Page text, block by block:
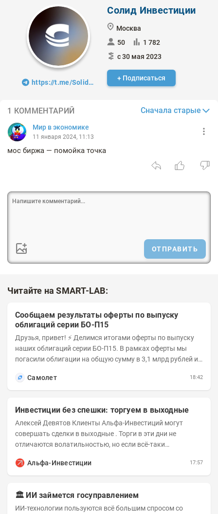
https://t.me/SolidPro
Солид Инвестиции
Москва
50
1 782
с 30 мая 2023
+ Подписаться
1 КОММЕНТАРИЙ Сначала старые
Мир в экономике
11 января 2024, 11:13
мос биржа — помойка точка
ОТПРАВИТЬ
Читайте на SMART-LAB:
Сообщаем результаты оферты по выпуску
облигаций серии БО-П15
Друзья, привет! ⚡️ Делимся итогами оферты по выпуску
наших облигаций серии БО-П15. В рамках оферты мы
погасили облигации на общую сумму в 3,1 млрд рублей из
Самолет
18:42
Инвестиции без спешки: торгуем в выходные
Алексей Девятов Клиенты Альфа-Инвестиций могут
совершать сделки в выходные . Торги в эти дни не
отличаются волатильностью, но если всё-таки
Альфа-Инвестиции
17:57
🏛️ ИИ займется госуправлением
ИИ-технологии пользуются всё большим спросом со